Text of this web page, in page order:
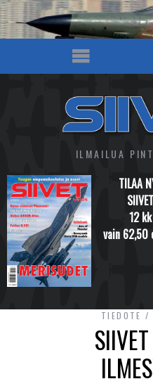
ILMAILUA
TILAA
SIIVET
12 kk
vain 62,50
TIEDOTE